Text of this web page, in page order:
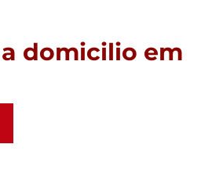
domicilio em